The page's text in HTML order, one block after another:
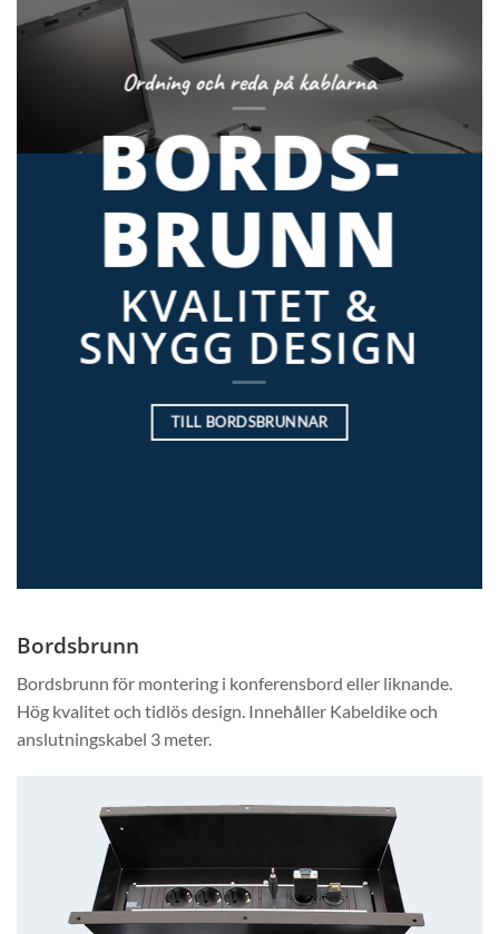
Ordning och reda på kablarna
BORDS-
BRUNN
KVALITET &
SNYGG DESIGN
TILL BORDSBRUNNAR
Bordsbrunn
Bordsbrunn för montering i konferensbord eller liknande.
Hög kvalitet och tidlös design. Innehåller Kabeldike och
anslutningskabel 3 meter.